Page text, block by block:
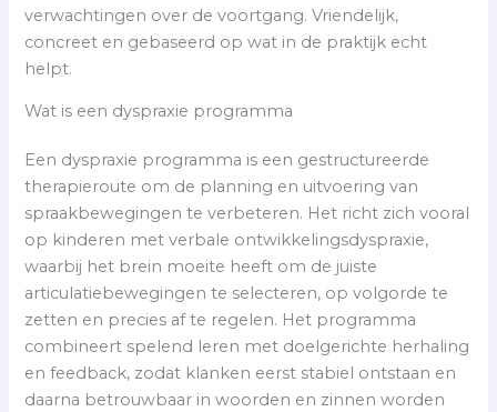
verwachtingen over de voortgang. Vriendelijk,
concreet en gebaseerd op wat in de praktijk echt
helpt.
Wat is een dyspraxie programma
Een dyspraxie programma is een gestructureerde
therapieroute om de planning en uitvoering van
spraakbewegingen te verbeteren. Het richt zich vooral
op kinderen met verbale ontwikkelingsdyspraxie,
waarbij het brein moeite heeft om de juiste
articulatiebewegingen te selecteren, op volgorde te
zetten en precies af te regelen. Het programma
combineert spelend leren met doelgerichte herhaling
en feedback, zodat klanken eerst stabiel ontstaan en
daarna betrouwbaar in woorden en zinnen worden